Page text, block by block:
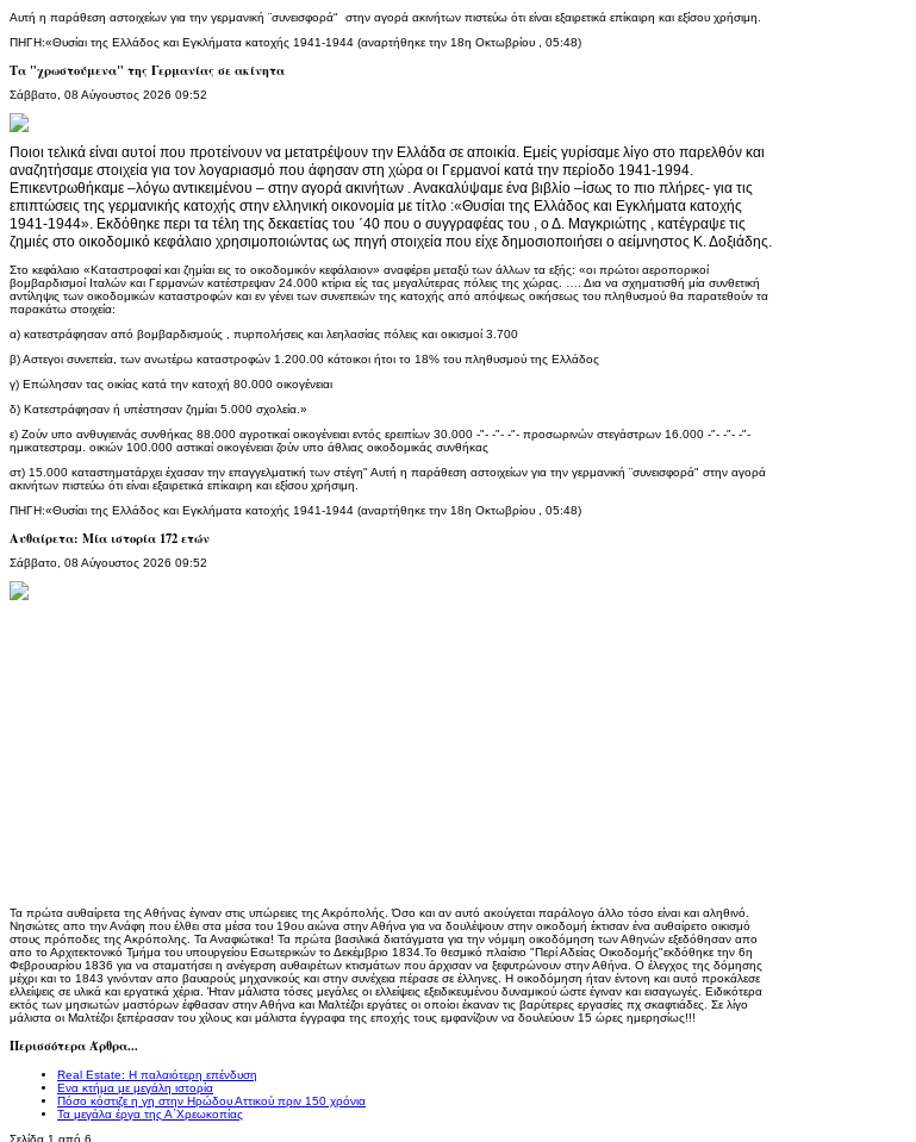
Αυτή η παράθεση αστοιχείων για την γερμανική ¨συνεισφορά" στην αγορά ακινήτων πιστεύω ότι είναι εξαιρετικά επίκαιρη και εξίσου χρήσιμη.
ΠΗΓΗ:«Θυσίαι της Ελλάδος και Εγκλήματα κατοχής 1941-1944 (αναρτήθηκε την 18η Οκτωβρίου , 05:48)
Τα "χρωστούμενα" της Γερμανίας σε ακίνητα
Σάββατο, 08 Αύγουστος 2026 09:52
Ποιοι τελικά είναι αυτοί που προτείνουν να μετατρέψουν την Ελλάδα σε αποικία. Εμείς γυρίσαμε λίγο στο παρελθόν και
αναζητήσαμε στοιχεία για τον λογαριασμό που άφησαν στη χώρα οι Γερμανοί κατά την περίοδο 1941-1994.
Επικεντρωθήκαμε –λόγω αντικειμένου – στην αγορά ακινήτων . Ανακαλύψαμε ένα βιβλίο –ίσως το πιο πλήρες- για τις
επιπτώσεις της γερμανικής κατοχής στην ελληνική οικονομία με τίτλο :«Θυσίαι της Ελλάδος και Εγκλήματα κατοχής
1941-1944». Εκδόθηκε περι τα τέλη της δεκαετίας του ΄40 που ο συγγραφέας του , ο Δ. Μαγκριώτης , κατέγραψε τις
ζημιές στο οικοδομικό κεφάλαιο χρησιμοποιώντας ως πηγή στοιχεία που είχε δημοσιοποιήσει ο αείμνηστος Κ. Δοξιάδης.
Στο κεφάλαιο «Καταστροφαί και ζημίαι εις το οικοδομικόν κεφάλαιον» αναφέρει μεταξύ των άλλων τα εξής: «οι πρώτοι αεροπορικοί
βομβαρδισμοί Ιταλών και Γερμανών κατέστρεψαν 24.000 κτίρια είς τας μεγαλύτερας πόλεις της χώρας. …. Δια να σχηματισθή μία συνθετική
αντίληψις των οικοδομικών καταστροφών και εν γένει των συνεπειών της κατοχής από απόψεως οικήσεως του πληθυσμού θα παρατεθούν τα
παρακάτω στοιχεία:
α) κατεστράφησαν από βομβαρδισμούς , πυρπολήσεις και λεηλασίας πόλεις και οικισμοί 3.700
β) Αστεγοι συνεπεία, των ανωτέρω καταστροφών 1.200.00 κάτοικοι ήτοι το 18% του πληθυσμού της Ελλάδος
γ) Επώλησαν τας οικίας κατά την κατοχή 80.000 οικογένειαι
δ) Κατεστράφησαν ή υπέστησαν ζημίαι 5.000 σχολεία.»
ε) Ζούν υπο ανθυγιεινάς συνθήκας 88.000 αγροτικαί οικογένειαι εντός ερειπίων 30.000 -"- -"- -"- προσωρινών στεγάστρων 16.000 -"- -"- -"-
ημικατεστραμ. οικιών 100.000 αστικαί οικογένειαι ζούν υπο άθλιας οικοδομικάς συνθήκας
στ) 15.000 καταστηματάρχει έχασαν την επαγγελματική των στέγη" Αυτή η παράθεση αστοιχείων για την γερμανική ¨συνεισφορά" στην αγορά
ακινήτων πιστεύω ότι είναι εξαιρετικά επίκαιρη και εξίσου χρήσιμη.
ΠΗΓΗ:«Θυσίαι της Ελλάδος και Εγκλήματα κατοχής 1941-1944 (αναρτήθηκε την 18η Οκτωβρίου , 05:48)
Αυθαίρετα: Μία ιστορία 172 ετών
Σάββατο, 08 Αύγουστος 2026 09:52
Τα πρώτα αυθαίρετα της Αθήνας έγιναν στις υπώρειες της Ακρόπολής. Όσο και αν αυτό ακούγεται παράλογο άλλο τόσο είναι και αληθινό.
Νησιώτες απο την Ανάφη που έλθει στα μέσα του 19ου αιώνα στην Αθήνα για να δουλέψουν στην οικοδομή έκτισαν ένα αυθαίρετο οικισμό
στους πρόποδες της Ακρόπολης. Τα Αναφιώτικα! Τα πρώτα βασιλικά διατάγματα για την νόμιμη οικοδόμηση των Αθηνών εξεδόθησαν απο
απο το Αρχιτεκτονικό Τμήμα του υπουργείου Εσωτερικών το Δεκέμβριο 1834.Το θεσμικό πλαίσιο "Περί Αδείας Οικοδομής"εκδόθηκε την 6η
Φεβρουαρίου 1836 για να σταματήσει η ανέγερση αυθαιρέτων κτισμάτων που άρχισαν να ξεφυτρώνουν στην Αθήνα. Ο έλεγχος της δόμησης
μέχρι και το 1843 γινόνταν απο βαυαρούς μηχανικούς και στην συνέχεια πέρασε σε έλληνες. Η οικοδόμηση ήταν έντονη και αυτό προκάλεσε
ελλείψεις σε υλικά και εργατικά χέρια. Ήταν μάλιστα τόσες μεγάλες οι ελλείψεις εξειδικευμένου δυναμικού ώστε έγιναν και εισαγωγές. Ειδικότερα
εκτός των μησιωτών μαστόρων έφθασαν στην Αθήνα και Μαλτέζοι εργάτες οι οποίοι έκαναν τις βαρύτερες εργασίες πχ σκαφτιάδες. Σε λίγο
μάλιστα οι Μαλτέζοι ξεπέρασαν του χίλους και μάλιστα έγγραφα της εποχής τους εμφανίζουν να δουλεύουν 15 ώρες ημερησίως!!!
Περισσότερα Άρθρα...
Real Estate: Η παλαιότερη επένδυση
Ενα κτήμα με μεγάλη ιστορία
Πόσο κόστιζε η γη στην Ηρώδου Αττικού πριν 150 χρόνια
Τα μεγάλα έργα της Α΄Χρεωκοπίας
Σελίδα 1 από 6